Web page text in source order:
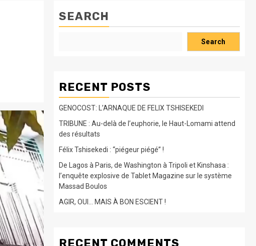
SEARCH
Search
RECENT POSTS
GENOCOST: L’ARNAQUE DE FELIX TSHISEKEDI
TRIBUNE : Au-delà de l’euphorie, le Haut-Lomami attend
des résultats
Félix Tshisekedi : “piégeur piégé” !
De Lagos à Paris, de Washington à Tripoli et Kinshasa :
l’enquête explosive de Tablet Magazine sur le système
Massad Boulos
AGIR, OUI… MAIS À BON ESCIENT !
RECENT COMMENTS